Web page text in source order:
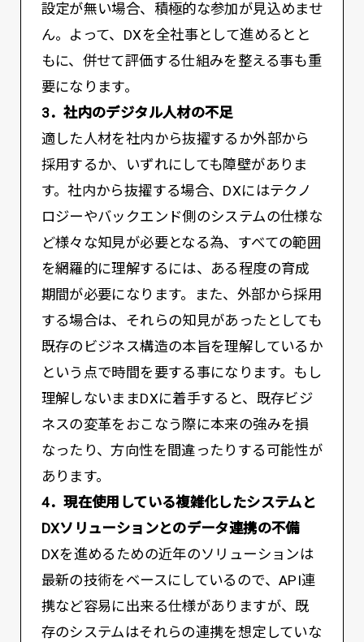
設定が無い場合、積極的な参加が見込めませ
ん。よって、DXを全社事として進めるとと
もに、併せて評価する仕組みを整える事も重
要になります。
3．社内のデジタル人材の不足
適した人材を社内から抜擢するか外部から
採用するか、いずれにしても障壁がありま
す。社内から抜擢する場合、DXにはテクノ
ロジーやバックエンド側のシステムの仕様な
ど様々な知見が必要となる為、すべての範囲
を網羅的に理解するには、ある程度の育成
期間が必要になります。また、外部から採用
する場合は、それらの知見があったとしても
既存のビジネス構造の本旨を理解しているか
という点で時間を要する事になります。もし
理解しないままDXに着手すると、既存ビジ
ネスの変革をおこなう際に本来の強みを損
なったり、方向性を間違ったりする可能性が
あります。
4．現在使用している複雑化したシステムと
DXソリューションとのデータ連携の不備
DXを進めるための近年のソリューションは
最新の技術をベースにしているので、API連
携など容易に出来る仕様がありますが、既
存のシステムはそれらの連携を想定していな